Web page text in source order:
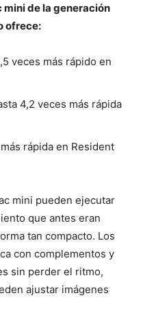
mini de la generación
ofrece:
veces más rápido en
4,2 veces más rápida
rápida en Resident
mini pueden ejecutar
que antes eran
tan compacto. Los
con complementos y
sin perder el ritmo,
ajustar imágenes